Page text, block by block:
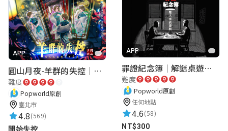
林柏維
世界的開拓者
2025-06-11 22:10:32 ★★★★★
好玩，但最後一關時沒有透明片，是否能在
線索處加入，或是進入遊戲前提供雲端連結
讓我們下載
李昀澄
★★★★★
APP
圓山月夜-羊群的失控｜圓山飯店 ARG實境解謎遊戲
難度
Popworld原創
臺北市
4.8(569)
開始失控
APP
罪證紀念簿｜解謎桌遊｜警匪偵訊｜室內遊戲
難度
Popworld原創
任何地點
4.6(58)
NT$300